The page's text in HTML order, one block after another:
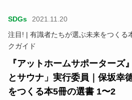
SDGs
2021.11.20
注目! | 有識者たちが選ぶ未来をつくる
クガイド
『アットホームサポーターズ
とサウナ」実行委員｜保坂幸
をつくる本5冊の選書 1〜2